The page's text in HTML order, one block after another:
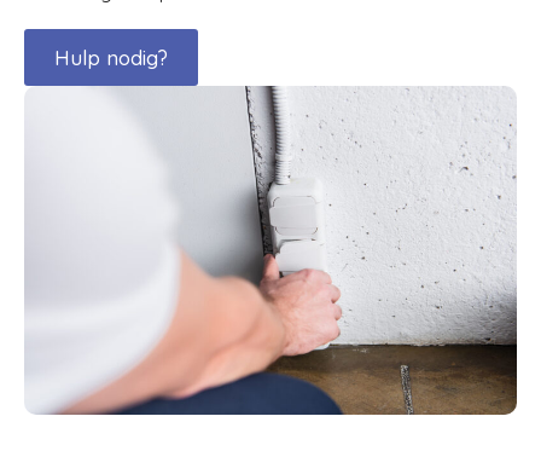
Hulp nodig?